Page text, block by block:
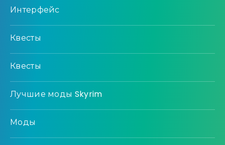
Интерфейс
Квесты
Квесты
Лучшие моды Skyrim
Моды